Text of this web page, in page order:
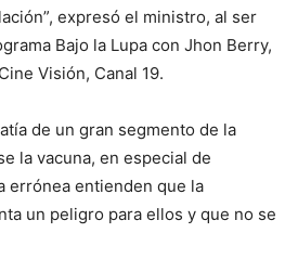
expresó el ministro, al ser
Bajo la Lupa con Jhon Berry,
Visión, Canal 19.
de un gran segmento de la
la vacuna, en especial de
errónea entienden que la
un peligro para ellos y que no se